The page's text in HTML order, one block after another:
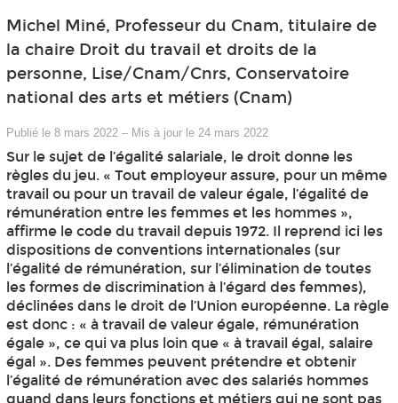
Michel Miné, Professeur du Cnam, titulaire de
la chaire Droit du travail et droits de la
personne, Lise/Cnam/Cnrs, Conservatoire
national des arts et métiers (Cnam)
Publié le 8 mars 2022 – Mis à jour le 24 mars 2022
Sur le sujet de l’égalité salariale, le droit donne les
règles du jeu. « Tout employeur assure, pour un même
travail ou pour un travail de valeur égale, l’égalité de
rémunération entre les femmes et les hommes »,
affirme le code du travail depuis 1972. Il reprend ici les
dispositions de conventions internationales (sur
l’égalité de rémunération, sur l’élimination de toutes
les formes de discrimination à l’égard des femmes),
déclinées dans le droit de l’Union européenne. La règle
est donc : « à travail de valeur égale, rémunération
égale », ce qui va plus loin que « à travail égal, salaire
égal ». Des femmes peuvent prétendre et obtenir
l’égalité de rémunération avec des salariés hommes
quand dans leurs fonctions et métiers qui ne sont pas